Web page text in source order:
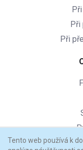
Tento web používá k
Při
Při